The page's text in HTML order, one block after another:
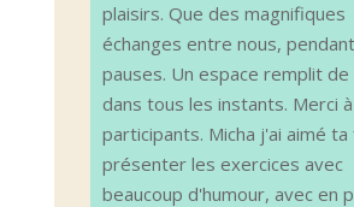
plaisirs. Que des magnifiques
échanges entre nous,
pauses. Un espace remplit
dans tous les instants. Merci
participants. Micha j'ai aimé ta
présenter les exercices avec
beaucoup d'humour, avec en